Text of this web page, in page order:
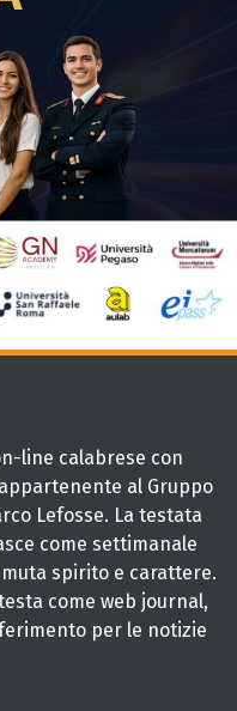
line calabrese con
al Gruppo
Lefosse. La testata
come settimanale
spirito e carattere.
come web journal,
per le notizie